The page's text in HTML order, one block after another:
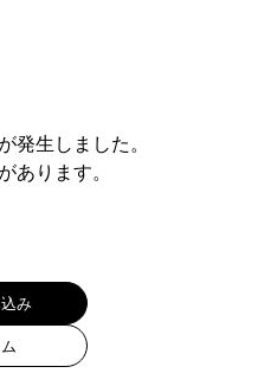
発生しました。
あります。
み